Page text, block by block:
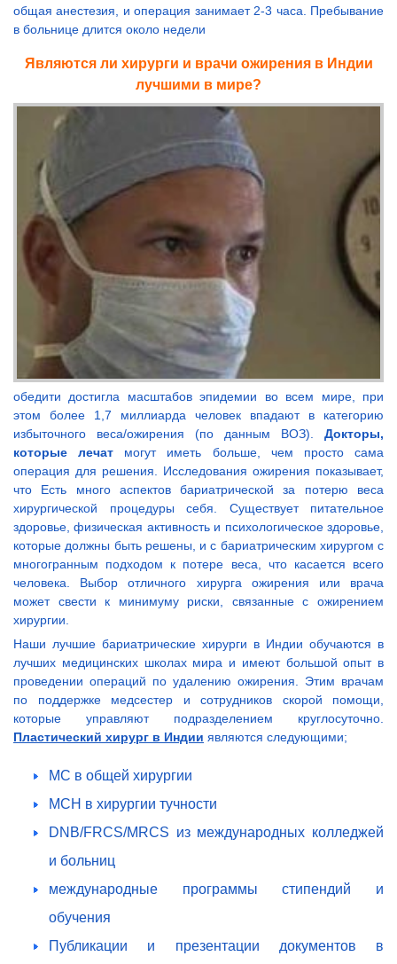
общая анестезия, и операция занимает 2-3 часа. Пребывание
в больнице длится около недели
Являются ли хирурги и врачи ожирения в Индии
лучшими в мире?
обедити достигла масштабов эпидемии во всем мире, при
этом более 1,7 миллиарда человек впадают в категорию
избыточного веса/ожирения (по данным ВОЗ). Докторы,
которые лечат могут иметь больше, чем просто сама
операция для решения. Исследования ожирения показывает,
что Есть много аспектов бариатрической за потерю веса
хирургической процедуры себя. Существует питательное
здоровье, физическая активность и психологическое здоровье,
которые должны быть решены, и с бариатрическим хирургом с
многогранным подходом к потере веса, что касается всего
человека. Выбор отличного хирурга ожирения или врача
может свести к минимуму риски, связанные с ожирением
хирургии.
Наши лучшие бариатрические хирурги в Индии обучаются в
лучших медицинских школах мира и имеют большой опыт в
проведении операций по удалению ожирения. Этим врачам
по поддержке медсестер и сотрудников скорой помощи,
которые управляют подразделением круглосуточно.
Пластический хирург в Индии являются следующими;
МС в общей хирургии
MCH в хирургии тучности
DNB/FRCS/MRCS из международных колледжей
и больниц
международные программы стипендий и
обучения
Публикации и презентации документов в